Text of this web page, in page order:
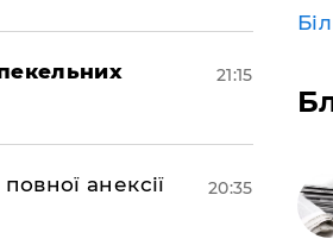
21:15
анексії
20:35